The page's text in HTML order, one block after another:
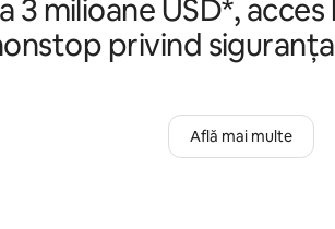
3 milioane USD*,
privind
Află mai multe